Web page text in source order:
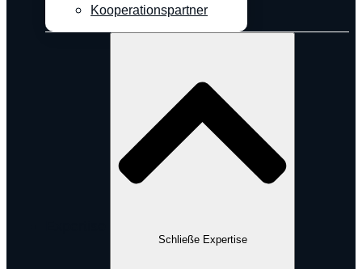
Kooperationspartner
Schließe Expertise